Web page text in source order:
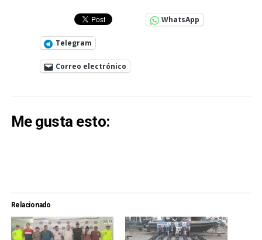
WhatsApp
Telegram
Correo electrónico
Me gusta esto:
Relacionado